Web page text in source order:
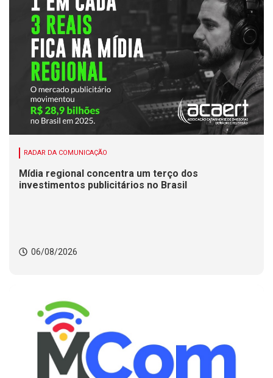
RADAR DA COMUNICAÇÃO
Mídia regional concentra um terço dos
investimentos publicitários no Brasil
06/08/2026